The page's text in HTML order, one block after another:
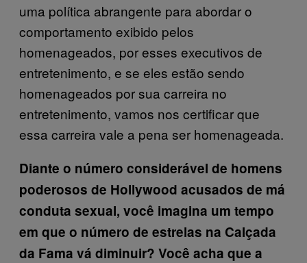
uma política abrangente para abordar o
comportamento exibido pelos
homenageados, por esses executivos de
entretenimento, e se eles estão sendo
homenageados por sua carreira no
entretenimento, vamos nos certificar que
essa carreira vale a pena ser homenageada.
Diante o número considerável de homens
poderosos de Hollywood acusados de má
conduta sexual, você imagina um tempo
em que o número de estrelas na Calçada
da Fama vá diminuir? Você acha que a